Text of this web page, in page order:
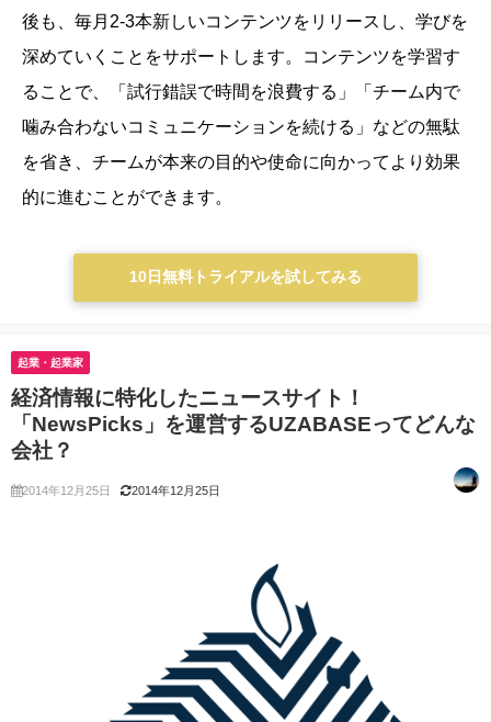
後も、毎月2-3本新しいコンテンツをリリースし、学びを
深めていくことをサポートします。
コンテンツを学習す
ることで、「試行錯誤で時間を浪費する」「チーム内で
噛み合わないコミュニケーションを続ける」などの無駄
を省き、チームが本来の目的や使命に向かってより効果
的に進むことができます。
10日無料トライアルを試してみる
起業・起業家
経済情報に特化したニュースサイト！
「NewsPicks」を運営するUZABASEってどんな
会社？
2014年12月25日 2014年12月25日